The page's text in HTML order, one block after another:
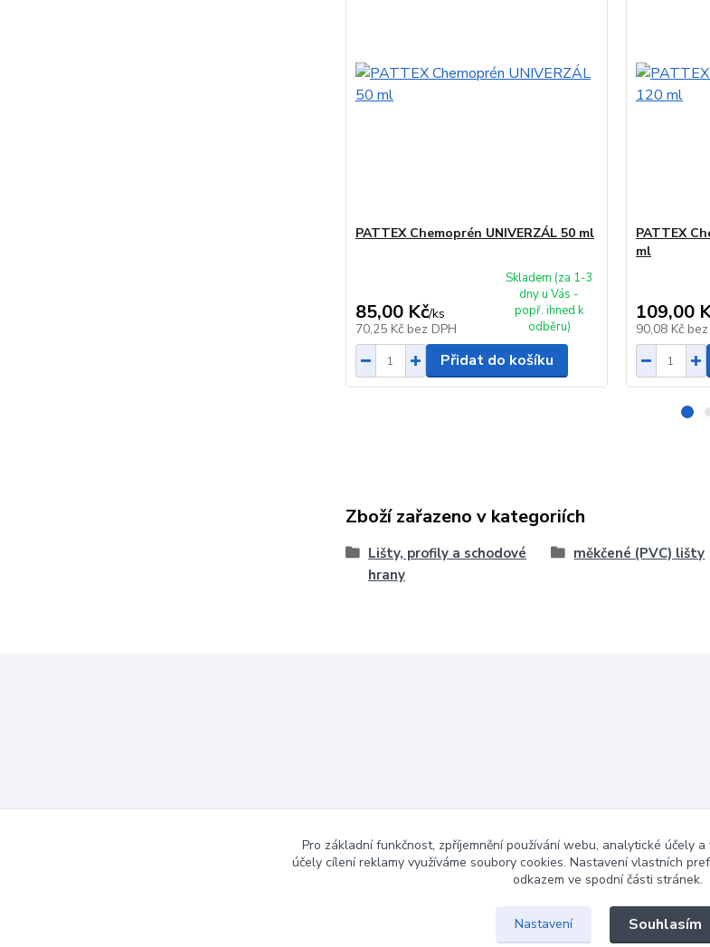
PATTEX Chemoprén UNIVERZÁL 50 ml
85,00 Kč/ks
70,25 Kč bez DPH
Skladem (za 1-3
dny u Vás -
popř. ihned k
odběru)
Přidat do košíku
PATTEX
ml
109,00
90,08 Kč
Zboží zařazeno v kategoriích
Lišty, profily a schodové
hrany
měkčené (PVC) lišty
Pro základní funkčnost, zpříjemnění používání webu, analytické účely
účely cílení reklamy využíváme soubory cookies. Nastavení vlastních
odkazem ve spodní části stránek.
Nastavení Souhlasím